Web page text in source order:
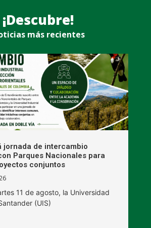
¡Descubre!
más recientes
jornada de intercambio
Parques Nacionales para
conjuntos
11 de agosto, la Universidad
(UIS)